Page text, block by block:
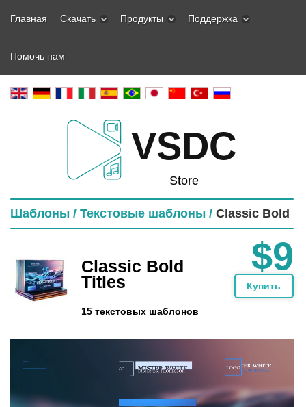
Главная Скачать Продукты Поддержка
Помочь нам
VSDC
Store
Шаблоны / Текстовые шаблоны / Classic Bold
Classic Bold
Titles
15 текстовых шаблонов
$9
Купить